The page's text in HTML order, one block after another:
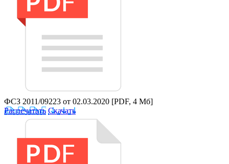
ФСЗ 2011/09223 от 02.03.2020 [PDF, 4 Мб]
Распечатать Скачать